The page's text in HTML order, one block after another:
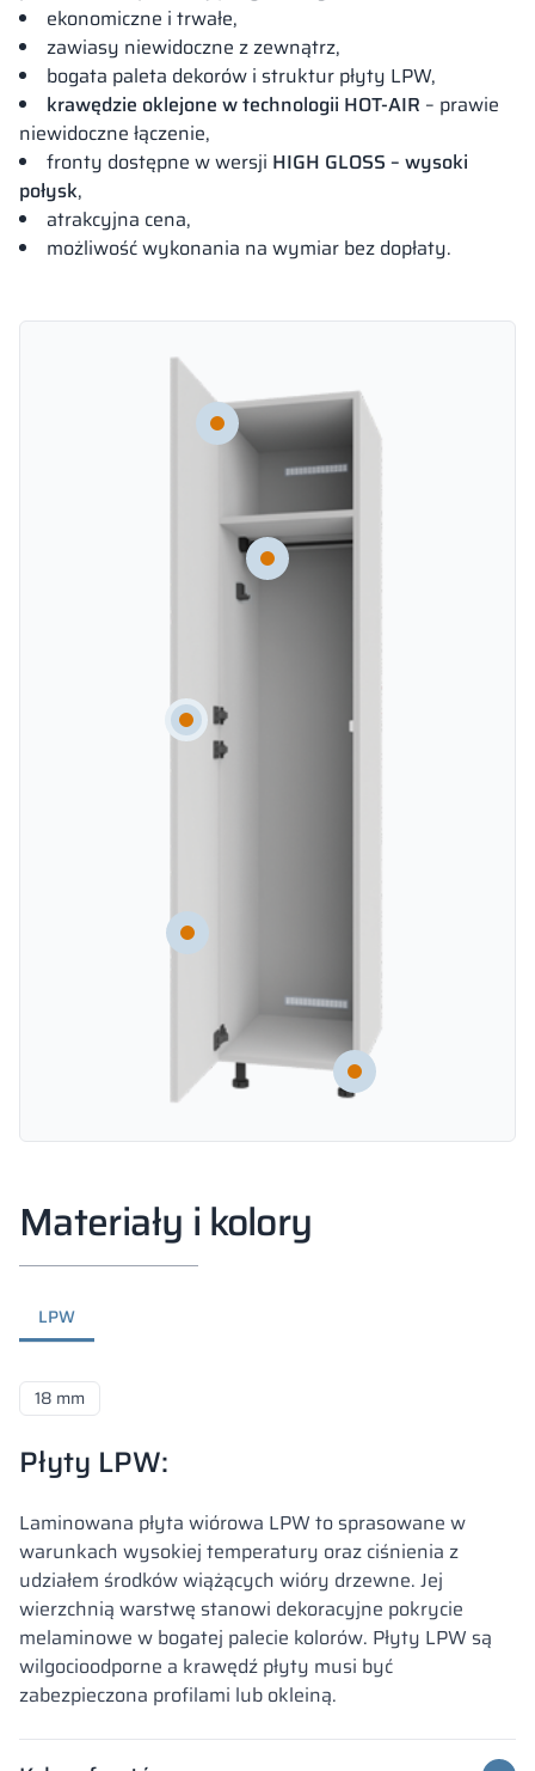
ekonomiczne i trwałe,
zawiasy niewidoczne z zewnątrz,
bogata paleta dekorów i struktur płyty LPW,
krawędzie oklejone w technologii HOT-AIR – prawie
niewidoczne łączenie,
fronty dostępne w wersji HIGH GLOSS – wysoki
połysk,
atrakcyjna cena,
możliwość wykonania na wymiar bez dopłaty.
Materiały i kolory
LPW
18 mm
Płyty LPW:
Laminowana płyta wiórowa LPW to sprasowane w
warunkach wysokiej temperatury oraz ciśnienia z
udziałem środków wiążących wióry drzewne. Jej
wierzchnią warstwę stanowi dekoracyjne pokrycie
melaminowe w bogatej palecie kolorów. Płyty LPW są
wilgocioodporne a krawędź płyty musi być
zabezpieczona profilami lub okleiną.